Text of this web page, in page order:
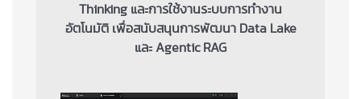
Thinking และการใช้งานระบบการทำงาน
อัตโนมัติ เพื่อสนับสนุนการพัฒนา Data Lake
และ Agentic RAG